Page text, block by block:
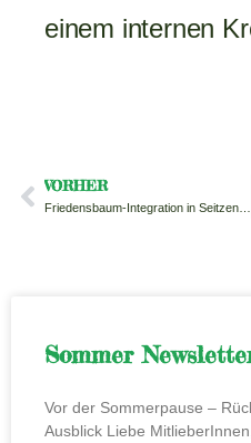
einem internen
VORHER
Sommer
Vor der Sommerpause –
Ausblick Liebe